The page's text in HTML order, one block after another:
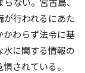
行われるにあた
かわらず法令に基
に関する情報の
されている。